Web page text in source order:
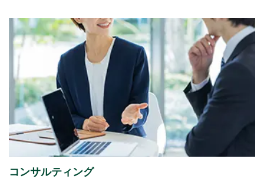
2026年07月13日 経営・財務
譲渡制限付株式報酬としての自己株式の処分の払込完
了に関するお知らせ
（88KB）
2026年07月08日 経営・財務
「さくらケーシーエスボランティア基金」の2025年度
寄付先を掲載しました。
コンサルティング